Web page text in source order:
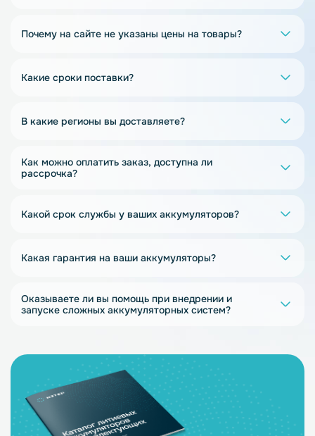
Почему на сайте не указаны цены на товары?
Какие сроки поставки?
В какие регионы вы доставляете?
Как можно оплатить заказ, доступна ли
рассрочка?
Какой срок службы у ваших аккумуляторов?
Какая гарантия на ваши аккумуляторы?
Оказываете ли вы помощь при внедрении и
запуске сложных аккумуляторных систем?